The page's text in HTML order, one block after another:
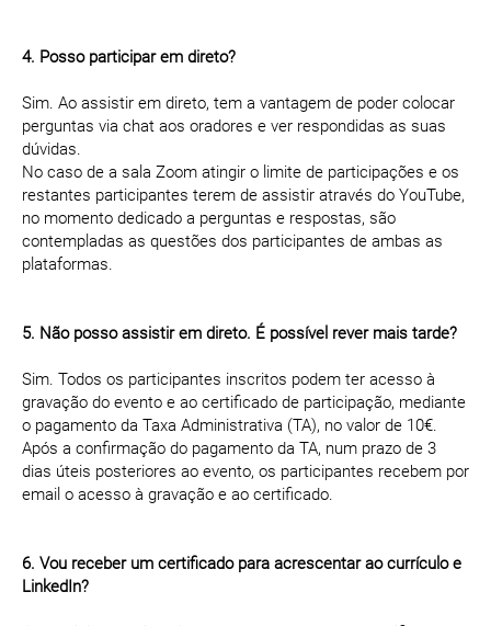
4. Posso participar em direto?
Sim. Ao assistir em direto, tem a vantagem de poder colocar
perguntas via chat aos oradores e ver respondidas as suas
dúvidas.
No caso de a sala Zoom atingir o limite de participações e os
restantes participantes terem de assistir através do YouTube,
no momento dedicado a perguntas e respostas, são
contempladas as questões dos participantes de ambas as
plataformas.
5. Não posso assistir em direto. É possível rever mais tarde?
Sim. Todos os participantes inscritos podem ter acesso à
gravação do evento e ao certificado de participação, mediante
o pagamento da Taxa Administrativa (TA), no valor de 10€.
Após a confirmação do pagamento da TA, num prazo de 3
dias úteis posteriores ao evento, os participantes recebem por
email o acesso à gravação e ao certificado.
6. Vou receber um certificado para acrescentar ao currículo e
LinkedIn?